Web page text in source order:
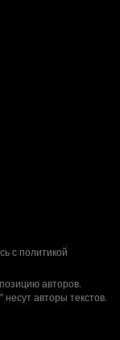
с политикой
авторов.
авторы текстов.